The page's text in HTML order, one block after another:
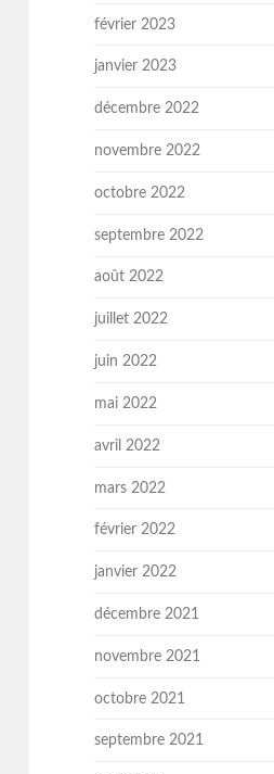
février 2023
janvier 2023
décembre 2022
novembre 2022
octobre 2022
septembre 2022
août 2022
juillet 2022
juin 2022
mai 2022
avril 2022
mars 2022
février 2022
janvier 2022
décembre 2021
novembre 2021
octobre 2021
septembre 2021